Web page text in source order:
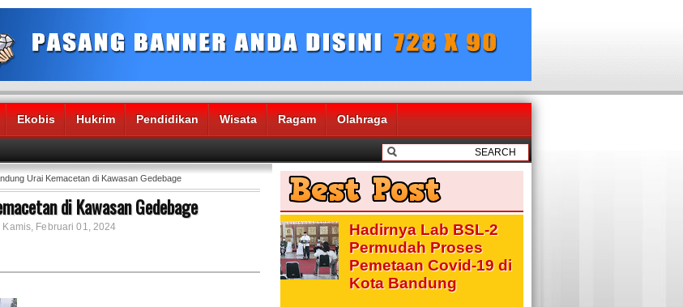
Ekobis Hukrim Pendidikan Wisata Ragam Olahraga
Urai Kemacetan di Kawasan Gedebage
di Kawasan Gedebage
Februari 01, 2024
Hadirnya Lab BSL-2
Permudah Proses
Pemetaan Covid-19 di
Kota Bandung